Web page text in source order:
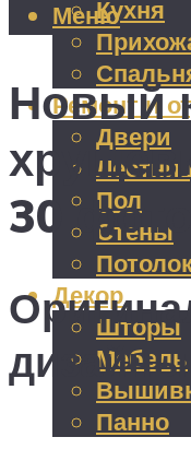
Кухня
Ремонт и
Двери
Пол
Стены
Декор
Шторы
Мебель
Панно
Меню
Новый
30 фото
дизайны